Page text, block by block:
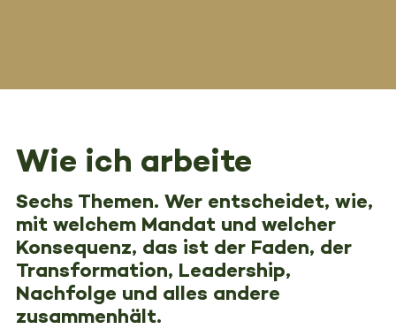
Wie ich arbeite
Sechs Themen. Wer entscheidet, wie,
mit welchem Mandat und welcher
Konsequenz, das ist der Faden, der
Transformation, Leadership,
Nachfolge und alles andere
zusammenhält.